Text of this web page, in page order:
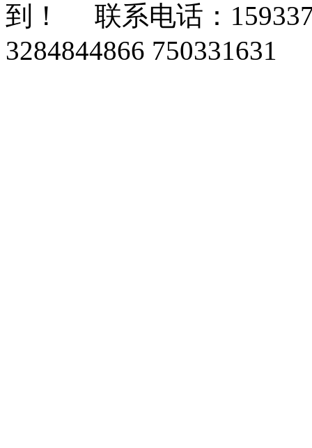
到！ 联系电话：
3284844866 750331631